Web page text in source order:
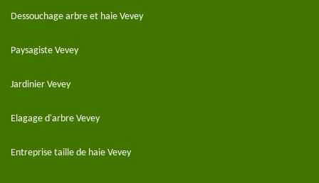
Dessouchage arbre et haie Vevey
Paysagiste Vevey
Jardinier Vevey
Elagage d'arbre Vevey
Entreprise taille de haie Vevey